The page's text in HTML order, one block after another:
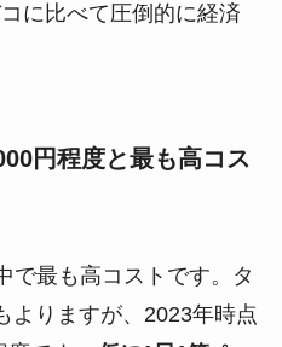
に比べて圧倒的に経済
円程度と最も高コス
で最も高コストです。タ
よりますが、2023年時点